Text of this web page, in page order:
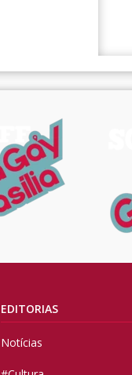
EDITORIAS
Notícias